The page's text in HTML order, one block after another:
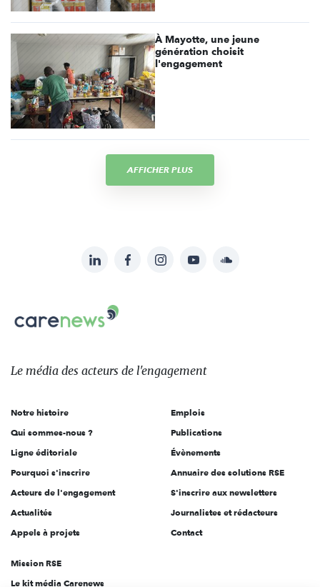
À Mayotte, une jeune
génération choisit
l'engagement
AFFICHER PLUS
sur:
LinkedInFacebookInstagramYouTubeSoundcloud
Le
des
l'engagement
Le média des acteurs de l'engagement
Notre histoire
Qui sommes-nous ?
Ligne éditoriale
Pourquoi s'inscrire
Acteurs de l'engagement
Actualités
Appels à projets
Emplois
Publications
Évènements
Annuaire des solutions RSE
S'inscrire aux newsletters
Journalistes et rédacteurs
Contact
Mission RSE
Le kit média Carenews